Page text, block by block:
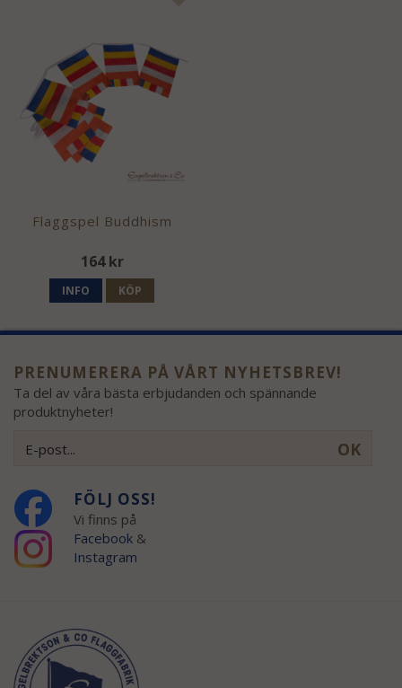
Flaggspel Buddhism
164 kr
INFO KÖP
PRENUMERERA PÅ VÅRT NYHETSBREV!
Ta del av våra bästa erbjudanden och spännande
produktnyheter!
OK
FÖLJ OSS!
Vi finns på
Facebook&
Instagram